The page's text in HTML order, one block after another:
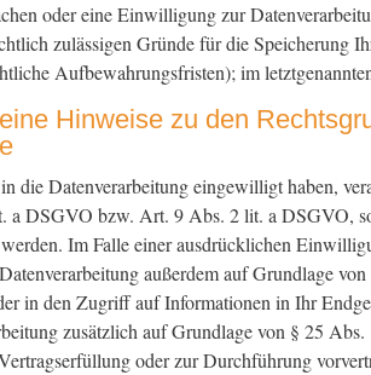
oder eine Einwilligung zur
zulässigen Gründe für die Speicherung
Aufbewahrungsfristen); im
Hinweise zu den
die Datenverarbeitung eingewilligt haben,
a DSGVO bzw. Art. 9 Abs. 2 lit. a DSGVO,
Im Falle einer ausdrücklichen
außerdem auf Grundlage
in den Zugriff auf Informationen in Ihr
zusätzlich auf Grundlage von § 25
oder zur Durchführung